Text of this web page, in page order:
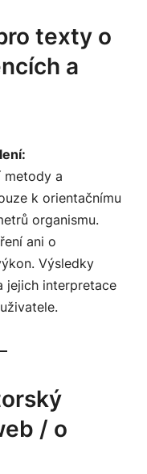
texty o
a
metody a
k orientačnímu
organismu.
ani o
Výsledky
jejich interpretace
/ o